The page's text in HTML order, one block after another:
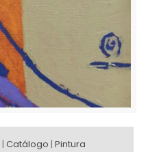
| Catálogo | Pintura